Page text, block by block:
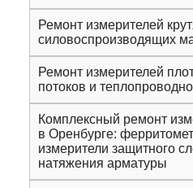
Ремонт измерителей
силовоспроизводящих
Ремонт измерителей
потоков и
Комплексный ремонт
в Оренбурге:
измерители защитного
натяжения арматуры